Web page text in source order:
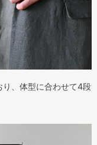
、体型に合わせて4段